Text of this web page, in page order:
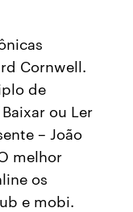
Cornwell.
de
ou Ler
– João
melhor
os
e mobi.